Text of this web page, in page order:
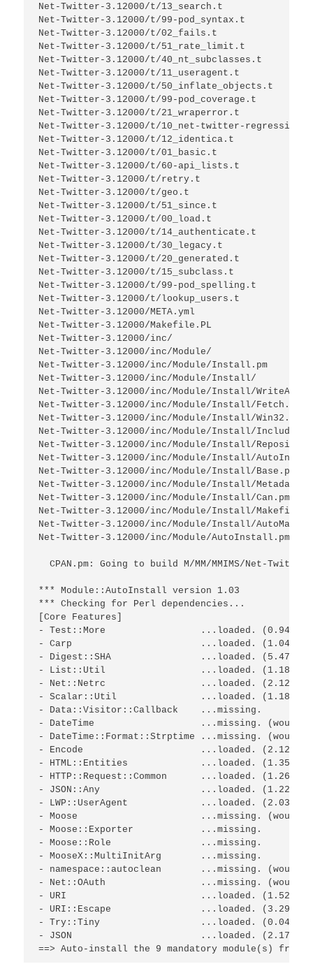
Net-Twitter-3.12000/t/13_search.t
Net-Twitter-3.12000/t/99-pod_syntax.t
Net-Twitter-3.12000/t/02_fails.t
Net-Twitter-3.12000/t/51_rate_limit.t
Net-Twitter-3.12000/t/40_nt_subclasses.t
Net-Twitter-3.12000/t/11_useragent.t
Net-Twitter-3.12000/t/50_inflate_objects.t
Net-Twitter-3.12000/t/99-pod_coverage.t
Net-Twitter-3.12000/t/21_wraperror.t
Net-Twitter-3.12000/t/10_net-twitter-regression.t
Net-Twitter-3.12000/t/12_identica.t
Net-Twitter-3.12000/t/01_basic.t
Net-Twitter-3.12000/t/60-api_lists.t
Net-Twitter-3.12000/t/retry.t
Net-Twitter-3.12000/t/geo.t
Net-Twitter-3.12000/t/51_since.t
Net-Twitter-3.12000/t/00_load.t
Net-Twitter-3.12000/t/14_authenticate.t
Net-Twitter-3.12000/t/30_legacy.t
Net-Twitter-3.12000/t/20_generated.t
Net-Twitter-3.12000/t/15_subclass.t
Net-Twitter-3.12000/t/99-pod_spelling.t
Net-Twitter-3.12000/t/lookup_users.t
Net-Twitter-3.12000/META.yml
Net-Twitter-3.12000/Makefile.PL
Net-Twitter-3.12000/inc/
Net-Twitter-3.12000/inc/Module/
Net-Twitter-3.12000/inc/Module/Install.pm
Net-Twitter-3.12000/inc/Module/Install/
Net-Twitter-3.12000/inc/Module/Install/
Net-Twitter-3.12000/inc/Module/Install/Fetch.pm
Net-Twitter-3.12000/inc/Module/Install/Win32.pm
Net-Twitter-3.12000/inc/Module/Install/Include.pm
Net-Twitter-3.12000/inc/Module/Install/
Net-Twitter-3.12000/inc/Module/Install/
Net-Twitter-3.12000/inc/Module/Install/Base.pm
Net-Twitter-3.12000/inc/Module/Install/
Net-Twitter-3.12000/inc/Module/Install/Can.pm
Net-Twitter-3.12000/inc/Module/Install/
Net-Twitter-3.12000/inc/Module/Install/
Net-Twitter-3.12000/inc/Module/AutoInstall.pm
CPAN.pm: Going to build M/MM/MMIMS/Net-
*** Module::AutoInstall version 1.03
*** Checking for Perl dependencies...
[Core Features]
- Test::More                 ...loaded. (0.94 >=
- Carp                       ...loaded. (1.04)
- Digest::SHA                ...loaded. (5.47)
- List::Util                 ...loaded. (1.18)
- Net::Netrc                 ...loaded. (2.12)
- Scalar::Util               ...loaded. (1.18)
- Data::Visitor::Callback    ...missing.
- DateTime                   ...missing. (would
- DateTime::Format::Strptime ...missing. (would
- Encode                     ...loaded. (2.12)
- HTML::Entities             ...loaded. (1.35)
- HTTP::Request::Common      ...loaded. (1.26)
- JSON::Any                  ...loaded. (1.22 >=
- LWP::UserAgent             ...loaded. (2.033 >=
- Moose                      ...missing. (would
- Moose::Exporter            ...missing.
- Moose::Role                ...missing.
- MooseX::MultiInitArg       ...missing.
- namespace::autoclean       ...missing. (would
- Net::OAuth                 ...missing. (would
- URI                        ...loaded. (1.52 >=
- URI::Escape                ...loaded. (3.29)
- Try::Tiny                  ...loaded. (0.04)
- JSON                       ...loaded. (2.17 >=
==> Auto-install the 9 mandatory module(s) from